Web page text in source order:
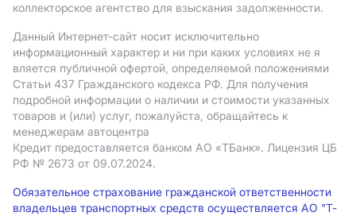
коллекторское агентство для взыскания задолженности.
Данный Интернет-сайт носит исключительно
информационный характер и ни при каких условиях не я
вляется публичной офертой, определяемой положениями
Статьи 437 Гражданского кодекса РФ. Для получения
подробной информации о наличии и стоимости указанных
товаров и (или) услуг, пожалуйста, обращайтесь к
менеджерам автоцентра
Кредит предоставляется банком АO «ТБанк». Лицензия ЦБ
РФ № 2673 от 09.07.2024.
Обязательное страхование гражданской ответственности
владельцев транспортных средств осуществляется АО "Т-